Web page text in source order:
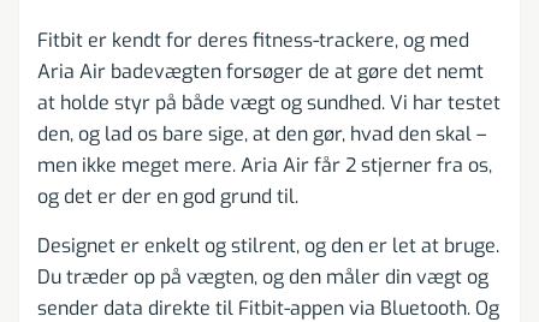
Fitbit er kendt for deres fitness-trackere, og med
Aria Air badevægten forsøger de at gøre det nemt
at holde styr på både vægt og sundhed. Vi har testet
den, og lad os bare sige, at den gør, hvad den skal –
men ikke meget mere. Aria Air får 2 stjerner fra os,
og det er der en god grund til.
Designet er enkelt og stilrent, og den er let at bruge.
Du træder op på vægten, og den måler din vægt og
sender data direkte til Fitbit-appen via Bluetooth. Og